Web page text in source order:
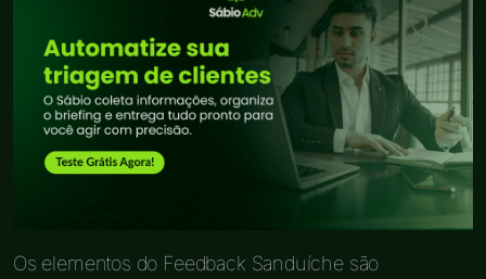
Os elementos do Feedback Sanduíche são